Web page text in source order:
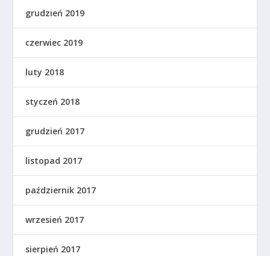
grudzień 2019
czerwiec 2019
luty 2018
styczeń 2018
grudzień 2017
listopad 2017
październik 2017
wrzesień 2017
sierpień 2017